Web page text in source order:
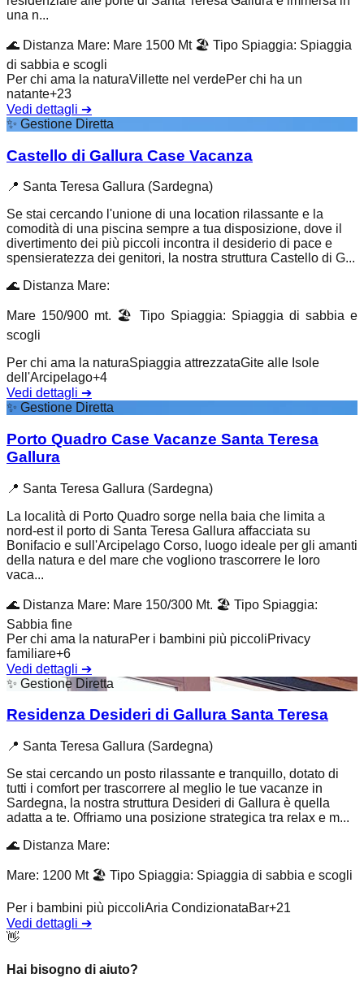
una n...
🌊 Distanza Mare: Mare 1500 Mt 🏖️ Tipo Spiaggia: Spiaggia
di sabbia e scogli
Per chi ama la naturaVillette nel verdePer chi ha un
natante+23
Vedi dettagli ➔
✨ Gestione Diretta
Castello di Gallura Case Vacanza
📍 Santa Teresa Gallura (Sardegna)
Se stai cercando l'unione di una location rilassante e la
comodità di una piscina sempre a tua disposizione, dove il
divertimento dei più piccoli incontra il desiderio di pace e
spensieratezza dei genitori, la nostra struttura Castello di G...
🌊 Distanza Mare:
Mare 150/900 mt. 🏖️ Tipo Spiaggia: Spiaggia di sabbia e
scogli
Per chi ama la naturaSpiaggia attrezzataGite alle Isole
dell'Arcipelago+4
Vedi dettagli ➔
✨ Gestione Diretta
Porto Quadro Case Vacanze Santa Teresa
Gallura
📍 Santa Teresa Gallura (Sardegna)
La località di Porto Quadro sorge nella baia che limita a
nord-est il porto di Santa Teresa Gallura affacciata su
Bonifacio e sull'Arcipelago Corso, luogo ideale per gli amanti
della natura e del mare che vogliono trascorrere le loro
vaca...
🌊 Distanza Mare: Mare 150/300 Mt. 🏖️ Tipo Spiaggia:
Sabbia fine
Per chi ama la naturaPer i bambini più piccoliPrivacy
familiare+6
Vedi dettagli ➔
✨ Gestione Diretta
Residenza Desideri di Gallura Santa Teresa
📍 Santa Teresa Gallura (Sardegna)
Se stai cercando un posto rilassante e tranquillo, dotato di
tutti i comfort per trascorrere al meglio le tue vacanze in
Sardegna, la nostra struttura Desideri di Gallura è quella
adatta a te. Offriamo una posizione strategica tra relax e m...
🌊 Distanza Mare:
Mare: 1200 Mt 🏖️ Tipo Spiaggia: Spiaggia di sabbia e scogli
Per i bambini più piccoliAria CondizionataBar+21
Vedi dettagli ➔
👋
Hai bisogno di aiuto?